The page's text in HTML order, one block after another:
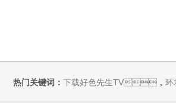
热门关键词： 下载好色先生TV，环境好